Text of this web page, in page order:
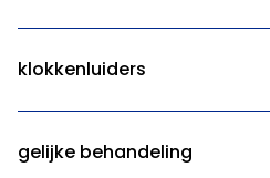
klokkenluiders
gelijke behandeling